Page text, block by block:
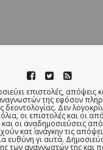
επιστολές, απόψεις
της εφόσον
δεοντολογίας. Δεν
οι επιστολές και οι
οι αναδημοσιεύσεις
κατ΄ ανάγκην τις
ευθύνη γι αυτά.
των αναγνωστών της και